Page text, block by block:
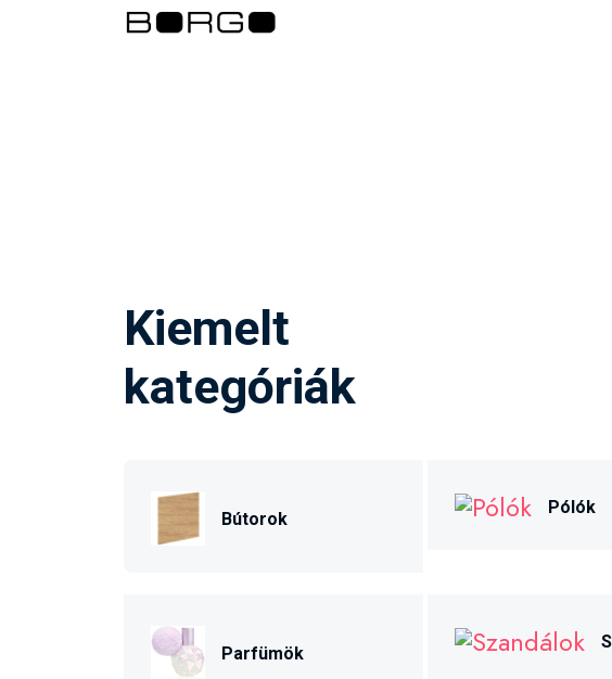
Kiemelt
kategóriák
Bútorok
Pólók
Parfümök